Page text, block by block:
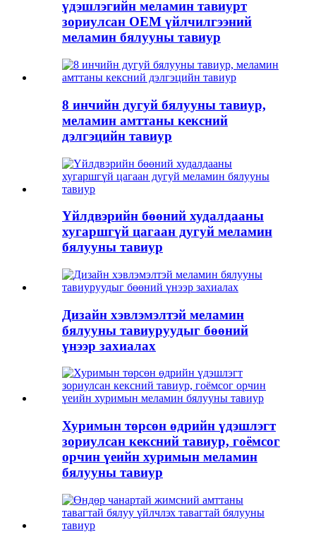
үдэшлэгийн меламин тавиурт
зориулсан OEM үйлчилгээний
меламин бялууны тавиур
8 инчийн дугуй бялууны тавиур,
меламин амттаны кексний
дэлгэцийн тавиур
Үйлдвэрийн бөөний худалдааны
хугаршгүй цагаан дугуй меламин
бялууны тавиур
Дизайн хэвлэмэлтэй меламин
бялууны тавиуруудыг бөөний
үнээр захиалах
Хуримын төрсөн өдрийн үдэшлэгт
зориулсан кексний тавиур, гоёмсог
орчин үеийн хуримын меламин
бялууны тавиур